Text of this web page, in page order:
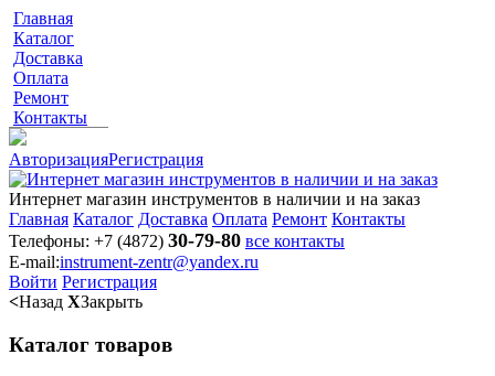
Главная
Каталог
Доставка
Оплата
Ремонт
Контакты
АвторизацияРегистрация
Интернет магазин инструментов в наличии и на заказ
Главная Каталог Доставка Оплата Ремонт Контакты
Телефоны: +7 (4872) 30-79-80 все контакты
E-mail:instrument-zentr@yandex.ru
Войти Регистрация
<Назад XЗакрыть
Каталог товаров